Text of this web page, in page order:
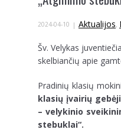
2024-04-10 Aktualijos,
Šv. Velykas
skelbiančių apie
Pradinių klasių
klasių įvairių
– velykinio
stebuklai“.